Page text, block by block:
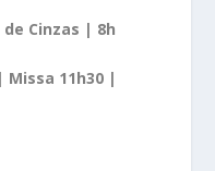
Cinzas | 8h
11h30 |